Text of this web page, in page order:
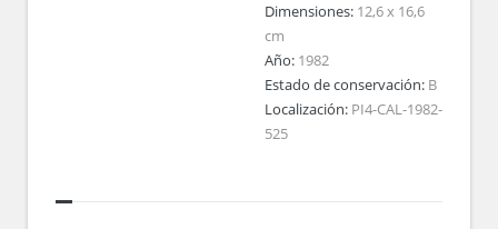
Dimensiones: 12,6 x 16,6
cm
Año: 1982
Estado de conservación: B
Localización: PI4-CAL-1982-
525